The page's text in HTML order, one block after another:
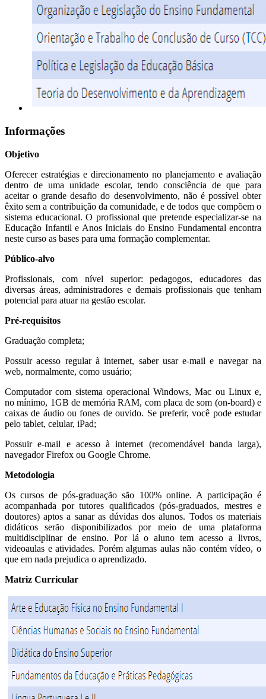
Informações
Objetivo
Oferecer estratégias e direcionamento no planejamento e avaliação
dentro de uma unidade escolar, tendo consciência de que para
aceitar o grande desafio do desenvolvimento, não é possível obter
êxito sem a contribuição da comunidade, e de todos que compõem o
sistema educacional. O profissional que pretende especializar-se na
Educação Infantil e Anos Iniciais do Ensino Fundamental encontra
neste curso as bases para uma formação complementar.
Público-alvo
Profissionais, com nível superior: pedagogos, educadores das
diversas áreas, administradores e demais profissionais que tenham
potencial para atuar na gestão escolar.
Pré-requisitos
Graduação completa;
Possuir acesso regular à internet, saber usar e-mail e navegar na
web, normalmente, como usuário;
Computador com sistema operacional Windows, Mac ou Linux e,
no mínimo, 1GB de memória RAM, com placa de som (on-board) e
caixas de áudio ou fones de ouvido. Se preferir, você pode estudar
pelo tablet, celular, iPad;
Possuir e-mail e acesso à internet (recomendável banda larga),
navegador Firefox ou Google Chrome.
Metodologia
Os cursos de pós-graduação são 100% online. A participação é
acompanhada por tutores qualificados (pós-graduados, mestres e
doutores) aptos a sanar as dúvidas dos alunos. Todos os materiais
didáticos serão disponibilizados por meio de uma plataforma
multidisciplinar de ensino. Por lá o aluno tem acesso a livros,
videoaulas e atividades. Porém algumas aulas não contém vídeo, o
que em nada prejudica o aprendizado.
Matriz Curricular